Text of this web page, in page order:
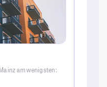
am wenigsten: